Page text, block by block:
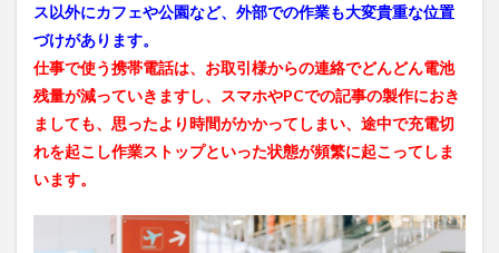
ス以外にカフェや公園など、外部での作業も大変貴重な位置
づけがあります。
仕事で使う携帯電話は、お取引様からの連絡でどんどん電池
残量が減っていきますし、スマホやPCでの記事の製作におき
ましても、思ったより時間がかかってしまい、途中で充電切
れを起こし作業ストップといった状態が頻繁に起こってしま
います。